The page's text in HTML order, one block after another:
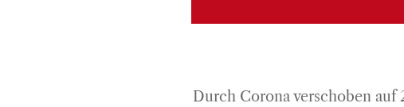
Durch Corona verschoben auf